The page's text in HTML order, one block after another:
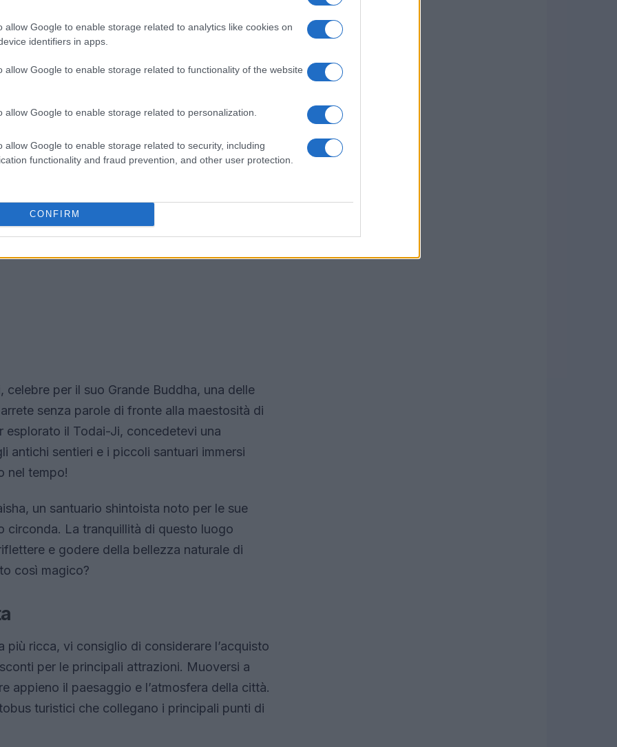
allow Google to enable storage related to analytics like cookies on
identifiers in apps.
allow Google to enable storage related to functionality of the website
allow Google to enable storage related to personalization.
allow Google to enable storage related to security, including
functionality and fraud prevention, and other user protection.
CONFIRM
tempio Kofuku-Ji, un antico tempio
piani. Da qui, una breve passeggiata vi
giardino Isui-En, un angolo incantevole che
Chi non ama perdersi in un
per il suo Grande Buddha, una delle
senza parole di fronte alla maestosità di
il Todai-Ji, concedetevi una
antichi sentieri e i piccoli santuari immersi
nel tempo!
un santuario shintoista noto per le sue
circonda. La tranquillità di questo luogo
e godere della bellezza naturale di
così magico?
più ricca, vi consiglio di considerare l’acquisto
per le principali attrazioni. Muoversi a
appieno il paesaggio e l’atmosfera della città.
turistici che collegano i principali punti di